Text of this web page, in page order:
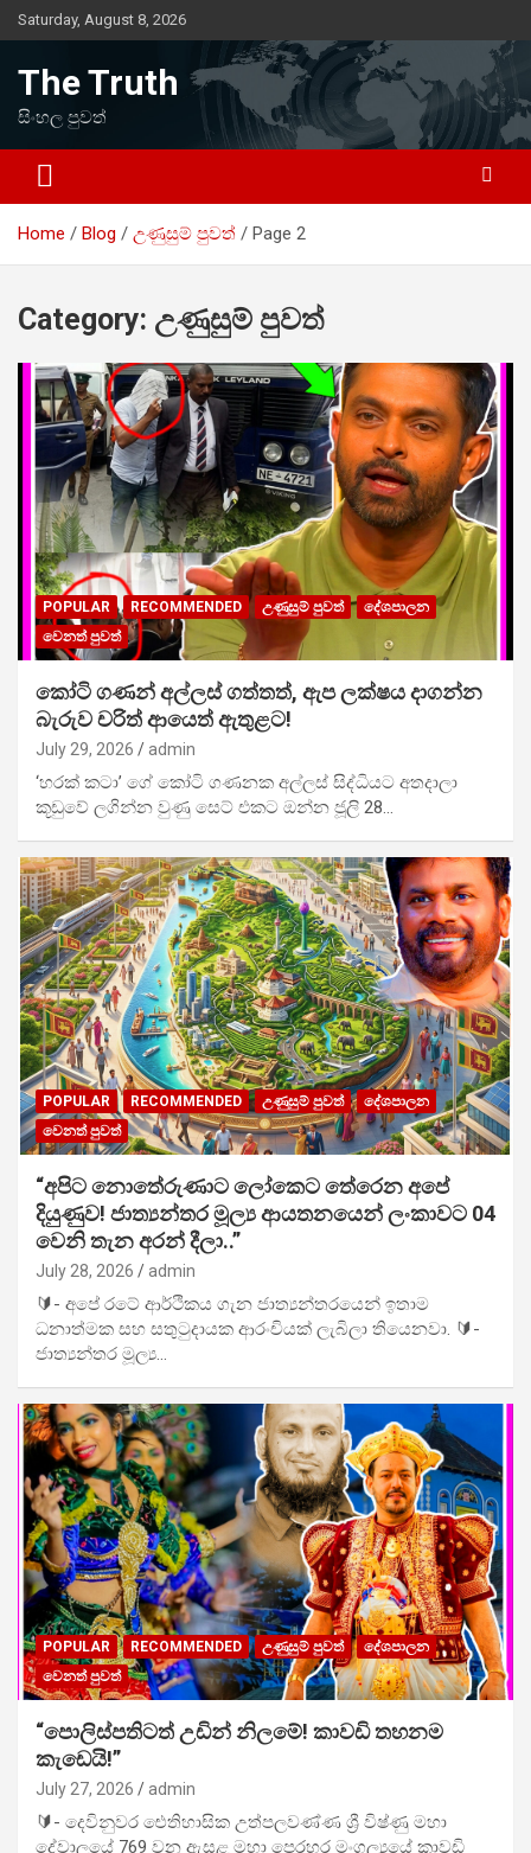
Skip
to
Saturday, August 8, 2026
The Truth
සිංහල පුවත්
Home Blog උණුසුම් පුවත් Page 2
Category: උණුසුම් පුවත්
POPULAR RECOMMENDED උණුසුම් පුවත්
දේශපාලන
වෙනත් පුවත්
කෝටි ගණන් අල්ලස් ගත්තත්, ඇප ලක්ෂය දාගන්න
බැරුව චරිත් ආයෙත් ඇතුළට!
July 29, 2026 admin
‘හරක් කටා’ ගේ කෝටි ගණනක අල්ලස් සිද්ධියට අතදාලා
කූඩුවේ ලගින්න වුණු සෙට් එකට ඔන්න ජූලි 28…
POPULAR RECOMMENDED උණුසුම් පුවත්
දේශපාලන
වෙනත් පුවත්
“අපිට නොතේරුණාට ලෝකෙට තේරෙන අපේ
දියුණුව! ජාත්‍යන්තර මූල්‍ය ආයතනයෙන් ලංකාවට 04
වෙනි තැන අරන් දීලා..”
July 28, 2026 admin
🔰- අපේ රටේ ආර්ථිකය ගැන ජාත්‍යන්තරයෙන් ඉතාම
ධනාත්මක සහ සතුටුදායක ආරංචියක් ලැබිලා තියෙනවා. 🔰-
ජාත්‍යන්තර මූල්‍ය…
POPULAR RECOMMENDED උණුසුම් පුවත්
දේශපාලන
වෙනත් පුවත්
“පොලිස්පතිටත් උඩින් නිලමේ! කාවඩි තහනම
කැඩෙයි!”
July 27, 2026 admin
🔰- දෙවිනුවර ඓතිහාසික උත්පලවණ්ණ ශ්‍රී විෂ්ණු මහා
දේවාලයේ 769 වන ඇසළ මහා පෙරහර මංගල්‍යයේ කාවඩි